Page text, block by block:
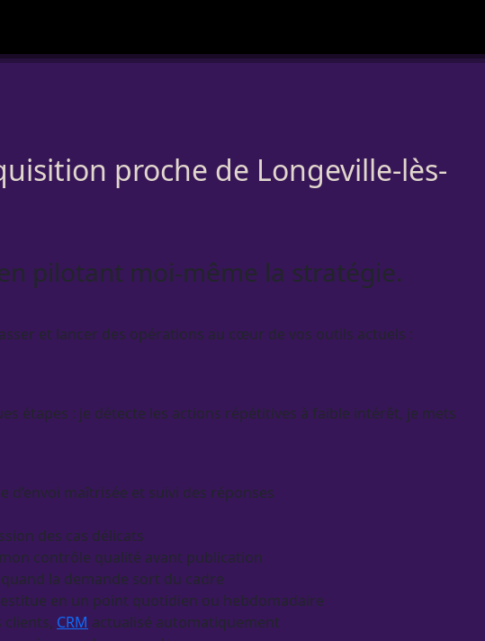
proche de Longeville-lès-
pilotant moi-même la stratégie.
et lancer des opérations au cœur de vos outils actuels :
étapes : je détecte les actions répétitives à faible intérêt, je mets
maîtrisée et suivi des réponses
des cas délicats
contrôle qualité avant publication
la demande sort du cadre
en un point quotidien ou hebdomadaire
clients, CRM actualisé automatiquement